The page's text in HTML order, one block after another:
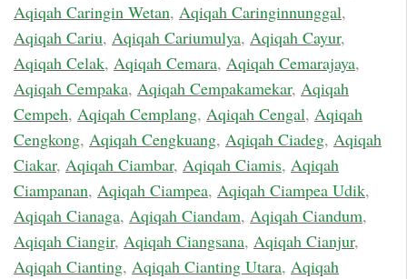
Aqiqah Caringin Wetan, Aqiqah Caringinnunggal,
Aqiqah Cariu, Aqiqah Cariumulya, Aqiqah Cayur,
Aqiqah Celak, Aqiqah Cemara, Aqiqah Cemarajaya,
Aqiqah Cempaka, Aqiqah Cempakamekar, Aqiqah
Cempeh, Aqiqah Cemplang, Aqiqah Cengal, Aqiqah
Cengkong, Aqiqah Cengkuang, Aqiqah Ciadeg, Aqiqah
Ciakar, Aqiqah Ciambar, Aqiqah Ciamis, Aqiqah
Ciampanan, Aqiqah Ciampea, Aqiqah Ciampea Udik,
Aqiqah Cianaga, Aqiqah Ciandam, Aqiqah Ciandum,
Aqiqah Ciangir, Aqiqah Ciangsana, Aqiqah Cianjur,
Aqiqah Cianting, Aqiqah Cianting Utara, Aqiqah